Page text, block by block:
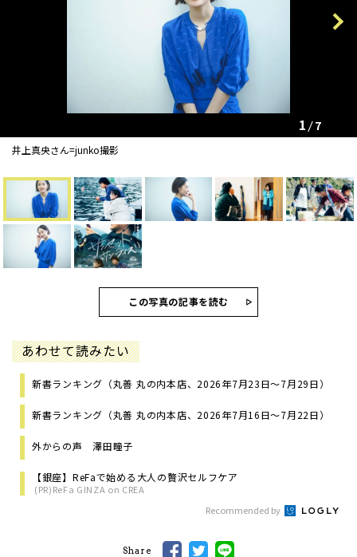
井上真央さん=junko撮影
Next
1 7
この写真の記事を読む
あわせて読みたい
新書ランキング（丸善 丸の内本店、2026年7月23日～7月29日）
新書ランキング（丸善 丸の内本店、2026年7月16日～7月22日）
外からの声 澤田瞳子
【銀座】ReFaで始める大人の贅沢セルフケア
(PR)ReFa GINZA on CREA
Recommended by
Share